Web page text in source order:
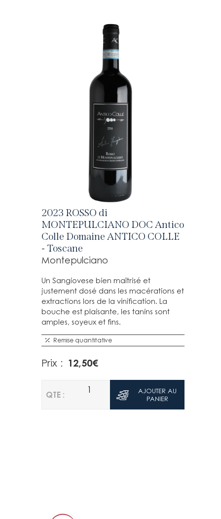
2023 ROSSO di
MONTEPULCIANO DOC Antico
Colle Domaine ANTICO COLLE
- Toscane
Montepulciano
Un Sangiovese bien maîtrisé et
justement dosé dans les macérations et
extractions lors de la vinification. La
bouche est plaisante, les tanins sont
amples, soyeux et fins.
Remise quantitative
Prix : 12,50€
QTE : 1
AJOUTER AU
PANIER